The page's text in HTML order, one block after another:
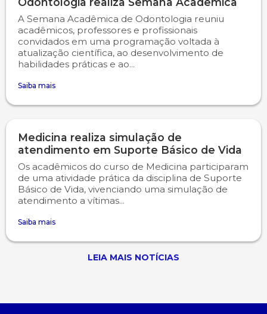
A Semana Acadêmica de Odontologia reuniu
acadêmicos, professores e profissionais
convidados em uma programação voltada à
atualização científica, ao desenvolvimento de
habilidades práticas e ao...
Saiba mais
Medicina realiza simulação de
atendimento em Suporte Básico de Vida
Os acadêmicos do curso de Medicina participaram
de uma atividade prática da disciplina de Suporte
Básico de Vida, vivenciando uma simulação de
atendimento a vítimas...
Saiba mais
LEIA MAIS NOTÍCIAS